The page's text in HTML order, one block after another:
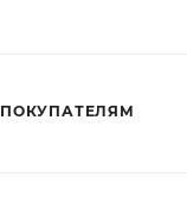
ПОКУПАТЕЛЯМ